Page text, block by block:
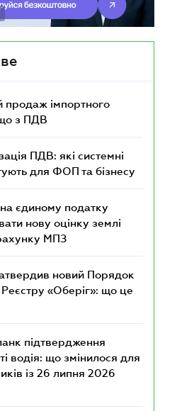
імпортного
з ПДВ
ПДВ: які системні
для ФОП та бізнесу
єдиному податку
нову оцінку землі
МПЗ
новий Порядок
«Оберіг»: що це
підтвердження
водія: що змінилося для
із 26 липня 2026